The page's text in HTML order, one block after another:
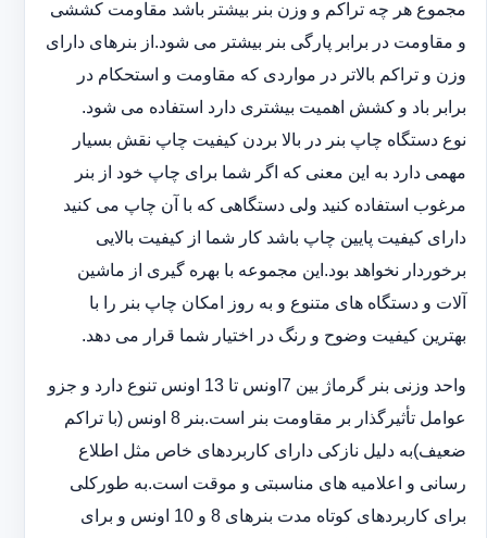
مجموع هر چه تراکم و وزن بنر بیشتر باشد مقاومت کششی
و مقاومت در ‏برابر پارگی بنر بیشتر می شود.از بنرهای دارای
وزن و تراکم بالاتر در مواردی که مقاومت و استحکام در
برابر باد و ‏کشش اهمیت بیشتری دارد استفاده می شود‎.‎
نوع دستگاه چاپ بنر در بالا بردن کیفیت چاپ نقش بسیار
مهمی دارد به این معنی که اگر شما برای چاپ خود از بنر
‏مرغوب استفاده کنید ولی دستگاهی که با آن چاپ می کنید
دارای کیفیت پایین چاپ باشد کار شما از کیفیت بالایی
برخوردار ‏نخواهد بود.این مجموعه با بهره گیری از ماشین
آلات و دستگاه های متنوع و به روز امکان چاپ بنر را با
بهترین کیفیت ‏وضوح و رنگ در اختیار شما قرار می دهد.‏‎
واحد وزنی بنر گرماژ بین ‏‎7‎‏اونس تا 13 اونس تنوع دارد و جزو
عوامل تأثیرگذار بر مقاومت بنر است.بنر 8 اونس (با ‏تراکم
ضعیف)به دلیل نازکی دارای کاربردهای خاص مثل اطلاع
رسانی و اعلامیه های مناسبتی و موقت است.به طورکلی
‏برای کاربردهای کوتاه مدت بنرهای 8 و 10 اونس و برای